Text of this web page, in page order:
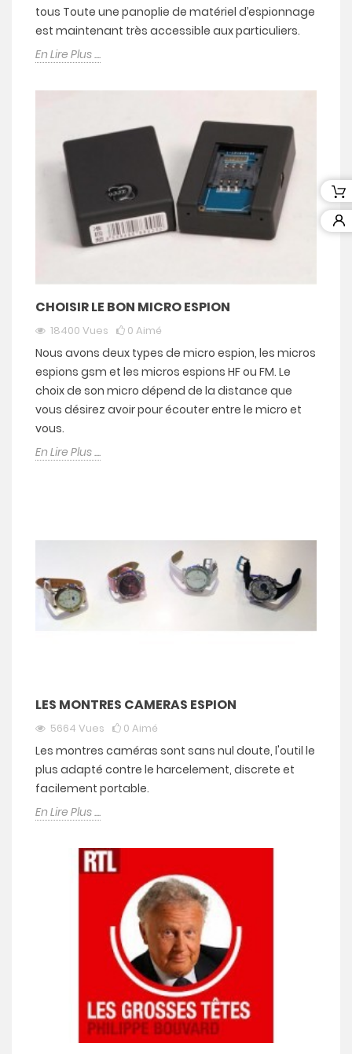
tous Toute une panoplie de matériel d’espionnage
est maintenant très accessible aux particuliers.
En Lire Plus ....
CHOISIR LE BON MICRO ESPION
18400 Vues 0 Aimé
Nous avons deux types de micro espion, les micros
espions gsm et les micros espions HF ou FM. Le
choix de son micro dépend de la distance que
vous désirez avoir pour écouter entre le micro et
vous.
En Lire Plus ....
LES MONTRES CAMERAS ESPION
5664 Vues 0 Aimé
Les montres caméras sont sans nul doute, l'outil le
plus adapté contre le harcelement, discrete et
facilement portable.
En Lire Plus ....